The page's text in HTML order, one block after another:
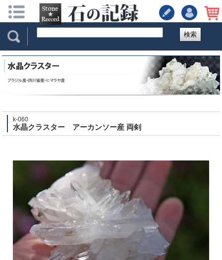
検索
k-060
水晶クラスター アーカンソー産 両剣